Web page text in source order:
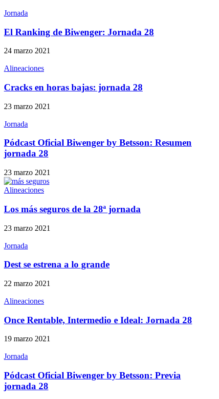
Jornada
El Ranking de Biwenger: Jornada 28
24 marzo 2021
Alineaciones
Cracks en horas bajas: jornada 28
23 marzo 2021
Jornada
Pódcast Oficial Biwenger by Betsson: Resumen
jornada 28
23 marzo 2021
Alineaciones
Los más seguros de la 28ª jornada
23 marzo 2021
Jornada
Dest se estrena a lo grande
22 marzo 2021
Alineaciones
Once Rentable, Intermedio e Ideal: Jornada 28
19 marzo 2021
Jornada
Pódcast Oficial Biwenger by Betsson: Previa
jornada 28